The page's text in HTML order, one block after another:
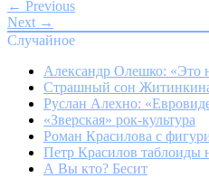
← Previous
Next →
Случайное
Александр Олешко: «Это
Страшный сон
Руслан Алехно:
«Зверская» рок-культура
Роман Красилова с
Петр Красилов таблоиды
А Вы кто? Бесит